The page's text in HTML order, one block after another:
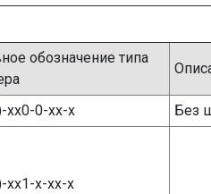
обозначение типа
хх0-0-хх-х Без
хх1-х-хх-х